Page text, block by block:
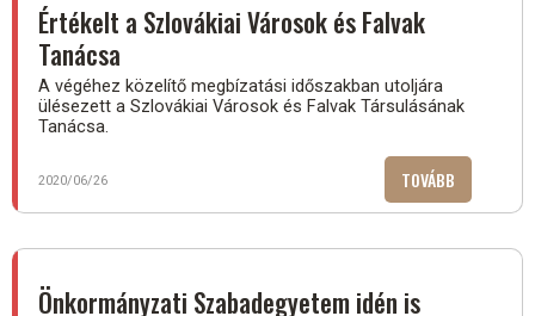
Értékelt a Szlovákiai Városok és Falvak
Tanácsa
A végéhez közelítő megbízatási időszakban utoljára
ülésezett a Szlovákiai Városok és Falvak Társulásának
Tanácsa.
2020/06/26 TOVÁBB
A
VÁROSOK
Önkormányzati Szabadegyetem idén is